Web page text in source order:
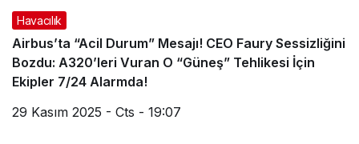
Havacılık
Airbus’ta “Acil Durum” Mesajı! CEO Faury Sessizliğini
Bozdu: A320’leri Vuran O “Güneş” Tehlikesi İçin
Ekipler 7/24 Alarmda!
29 Kasım 2025 - Cts - 19:07